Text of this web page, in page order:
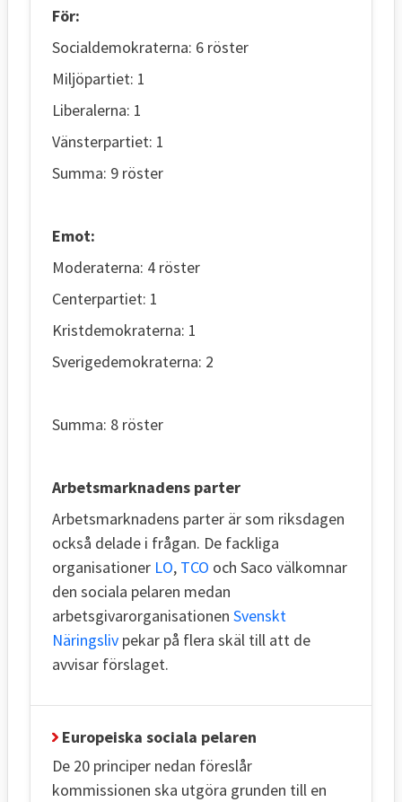
För:
Socialdemokraterna: 6 röster
Miljöpartiet: 1
Liberalerna: 1
Vänsterpartiet: 1
Summa: 9 röster
Emot:
Moderaterna: 4 röster
Centerpartiet: 1
Kristdemokraterna: 1
Sverigedemokraterna: 2
Summa: 8 röster
Arbetsmarknadens parter
Arbetsmarknadens parter är som riksdagen
också delade i frågan. De fackliga
organisationer LO, TCO och Saco välkomnar
den sociala pelaren medan
arbetsgivarorganisationen Svenskt
Näringsliv pekar på flera skäl till att de
avvisar förslaget.
Europeiska sociala pelaren
De 20 principer nedan föreslår
kommissionen ska utgöra grunden till en